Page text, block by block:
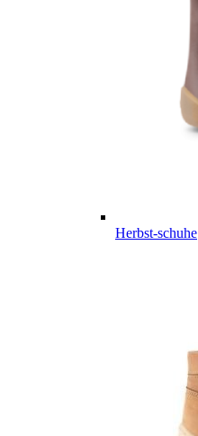
Herbst-schuhe